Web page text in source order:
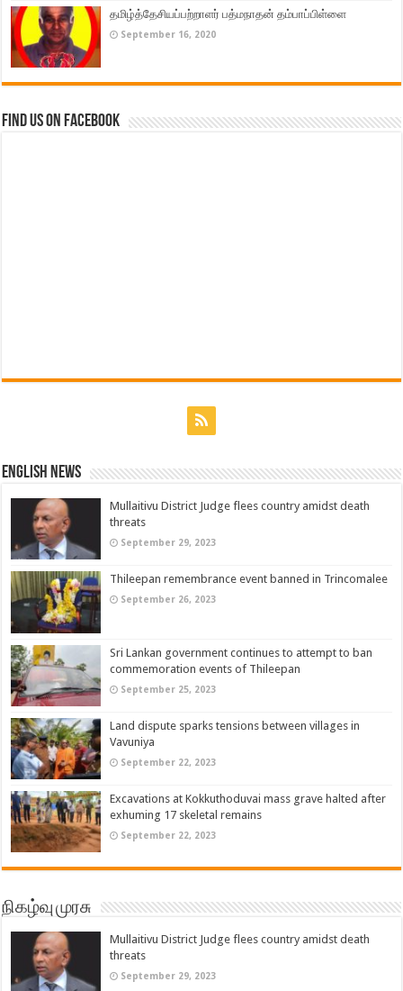
தமிழ்த்தேசியப்பற்றாளர் பத்மநாதன் தம்பாப்பிள்ளை
September 16, 2020
Find us on Facebook
English News
Mullaitivu District Judge flees country amidst death
threats
September 29, 2023
Thileepan remembrance event banned in Trincomalee
September 26, 2023
Sri Lankan government continues to attempt to ban
commemoration events of Thileepan
September 25, 2023
Land dispute sparks tensions between villages in
Vavuniya
September 22, 2023
Excavations at Kokkuthoduvai mass grave halted after
exhuming 17 skeletal remains
September 22, 2023
நிகழ்வு முரசு
Mullaitivu District Judge flees country amidst death
threats
September 29, 2023